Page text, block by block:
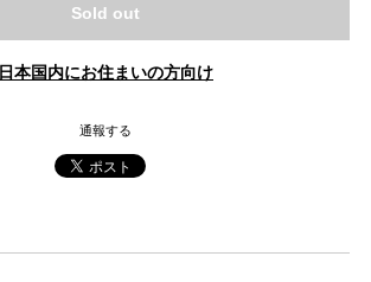
Sold out
日本国内にお住まいの方向け
通報する